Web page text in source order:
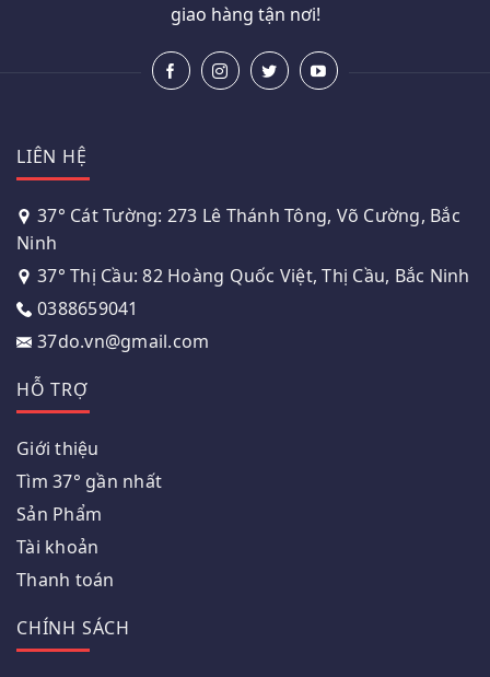
giao hàng tận nơi!
LIÊN HỆ
37° Cát Tường: 273 Lê Thánh Tông, Võ Cường, Bắc
Ninh
37° Thị Cầu: 82 Hoàng Quốc Việt, Thị Cầu, Bắc Ninh
0388659041
37do.vn@gmail.com
HỖ TRỢ
Giới thiệu
Tìm 37° gần nhất
Sản Phẩm
Tài khoản
Thanh toán
CHÍNH SÁCH